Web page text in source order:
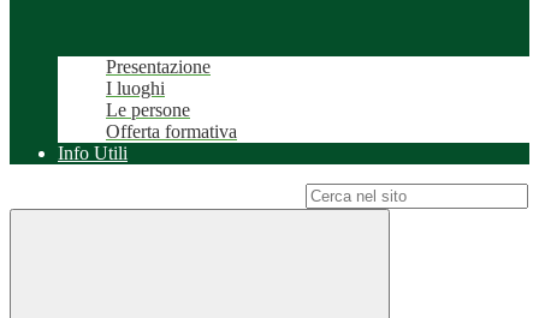
Presentazione
I luoghi
Le persone
Offerta formativa
Info Utili